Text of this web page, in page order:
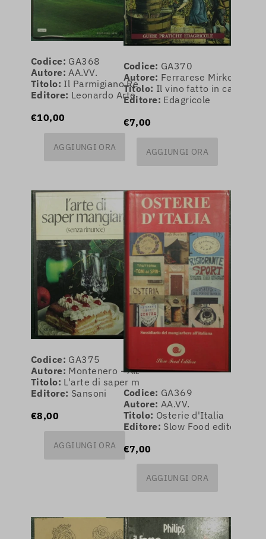
Codice: GA368
Autore: AA.VV.
Titolo: Il Parmigiano Reggiano
Editore: Leonardo Arte
€10,00
AGGIUNGI ORA
Codice: GA370
Autore: Ferrarese Mirko
Titolo: Il vino fatto in casa
Editore: Edagricole
€7,00
AGGIUNGI ORA
Codice: GA375
Autore: Montenero - Alberini - Baslini Rosselli
Titolo: L'arte di saper mangiare (senza rinunce)
Editore: Sansoni
€8,00
AGGIUNGI ORA
Codice: GA369
Autore: AA.VV.
Titolo: Osterie d'Italia
Editore: Slow Food editore
€7,00
AGGIUNGI ORA